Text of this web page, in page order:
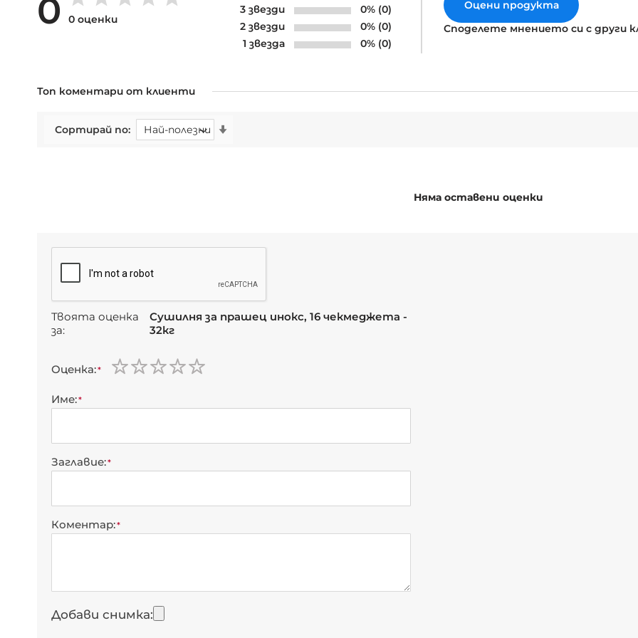
0 0 оценки
3 звезди
0% (0)
2 звезди
0% (0)
1 звезда
0% (0)
Оцени продукта
Споделете мнението си с други
Топ коментари от клиенти
Сортирай по
Няма оставени оценки
Твоята оценка
за:
Сушилня за прашец инокс, 16 чекмеджета -
32кг
Оценка
Име
Заглавие
Коментар
Добави снимка